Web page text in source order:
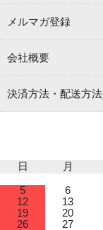
メルマガ登録
会社概要
決済方法・配送方法
日
月
5
6
12
13
19
20
26
27